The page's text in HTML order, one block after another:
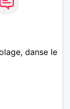
danse le